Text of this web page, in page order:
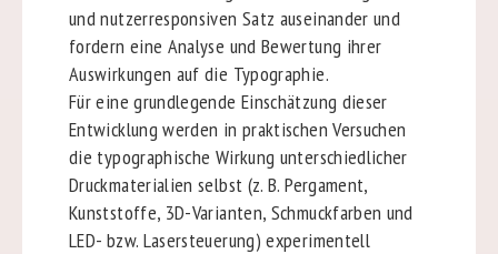
und nutzerresponsiven Satz auseinander und
fordern eine Analyse und Bewertung ihrer
Auswirkungen auf die Typographie.
Für eine grundlegende Einschätzung dieser
Entwicklung werden in praktischen Versuchen
die typographische Wirkung unterschiedlicher
Druckmaterialien selbst (z. B. Pergament,
Kunststoffe, 3D-Varianten, Schmuckfarben und
LED- bzw. Lasersteuerung) experimentell